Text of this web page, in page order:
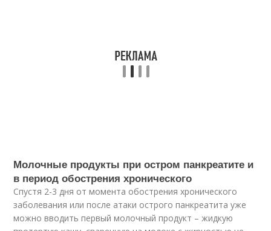
Молочные продукты при остром панкреатите и
в период обострения хронического
Спустя 2-3 дня от момента обострения хронического
заболевания или после атаки острого панкреатита уже
можно вводить первый молочный продукт – жидкую